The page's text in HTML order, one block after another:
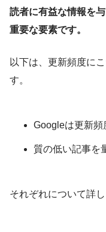
読者に有益な情報を
重要な要素です。
以下は、更新頻度に
す。
Googleは更新頻
質の低い記事を
それぞれについて詳し